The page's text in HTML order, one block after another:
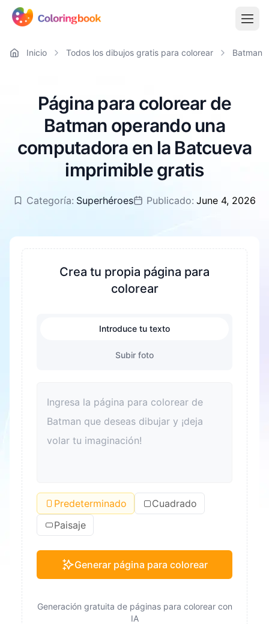
Inicio Todos los dibujos gratis para colorear Batman
Página para colorear de
Batman operando una
computadora en la Batcueva
imprimible gratis
Categoría: Superhéroes Publicado: June 4, 2026
Crea tu propia página para
colorear
Introduce tu texto
Subir foto
Predeterminado
Cuadrado
Paisaje
Generar página para colorear
Generación gratuita de páginas para colorear con
IA